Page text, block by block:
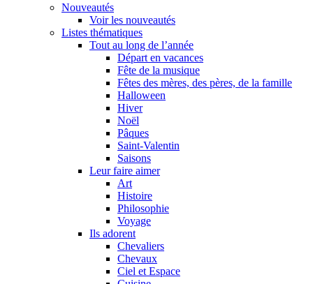
Nouveautés
Voir les nouveautés
Listes thématiques
Tout au long de l’année
Départ en vacances
Fête de la musique
Fêtes des mères, des pères, de la famille
Halloween
Hiver
Noël
Pâques
Saint-Valentin
Saisons
Leur faire aimer
Art
Histoire
Philosophie
Voyage
Ils adorent
Chevaliers
Chevaux
Ciel et Espace